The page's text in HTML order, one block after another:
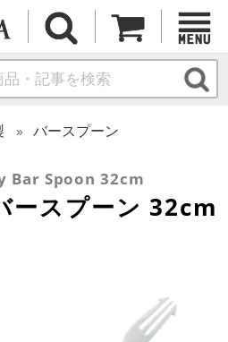
バースプーン
Bar Spoon 32cm
ースプーン 32cm